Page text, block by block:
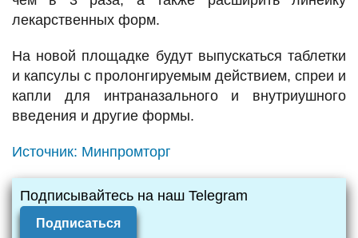
лекарственных форм.
На новой площадке будут выпускаться таблетки
и капсулы с пролонгируемым действием, спреи и
капли для интраназального и внутриушного
введения и другие формы.
Источник: Минпромторг
Подписывайтесь на наш Telegram
Подписаться